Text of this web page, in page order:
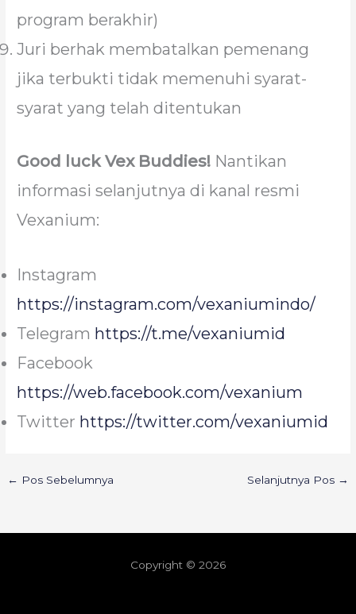
program berakhir)
Juri berhak membatalkan pemenang
jika terbukti tidak memenuhi syarat-
syarat yang telah ditentukan
Good luck Vex Buddies! Nantikan
informasi selanjutnya di kanal resmi
Vexanium:
Instagram
https://instagram.com/vexaniumindo/
Telegram https://t.me/vexaniumid
Facebook
https://web.facebook.com/vexanium
Twitter https://twitter.com/vexaniumid
← Pos Sebelumnya Selanjutnya Pos →
Copyright © 2026